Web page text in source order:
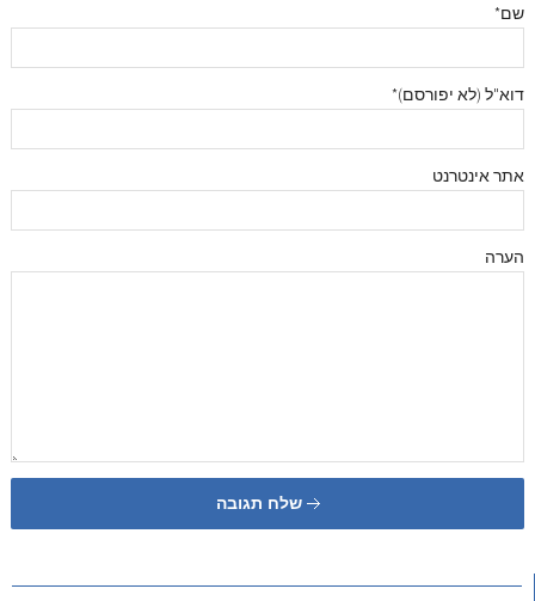
שם*
דוא"ל (לא יפורסם)*
אתר אינטרנט
הערה
שלח תגובה